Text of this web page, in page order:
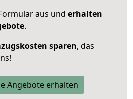
aus und erhalten
.
sparen, das
Angebote erhalten